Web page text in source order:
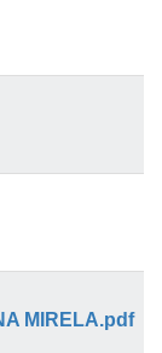
MIRELA.pdf